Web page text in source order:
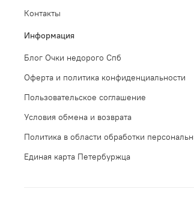
Контакты
Информация
Блог Очки недорого Спб
Оферта и политика конфиденциальности
Пользовательское соглашение
Условия обмена и возврата
Политика в области обработки
Единая карта Петербуржца